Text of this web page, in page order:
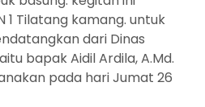
1 Tilatang kamang. untuk
dari Dinas
bapak Aidil Ardila, A.Md.
pada hari Jumat 26